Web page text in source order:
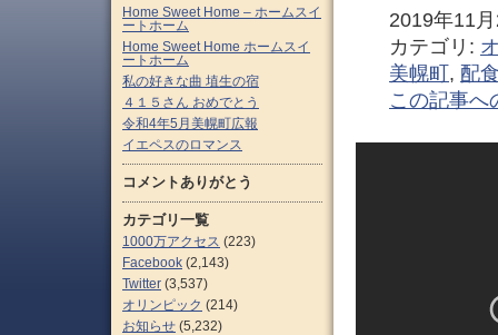
2019年11
カテゴリ:
美幌町 , 配
この記事へ
Home Sweet Home – ホームスイ
ートホーム
Home Sweet Home ホームスイ
ートホーム
私の好きな曲 埴生の宿
４１５さん おめでとう
令和4年5月美幌町広報
イエペスのロマンス
コメントありがとう
カテゴリ一覧
1000万アクセス (223)
Facebook (2,143)
Twitter (3,537)
オリンピック (214)
お知らせ (5,232)